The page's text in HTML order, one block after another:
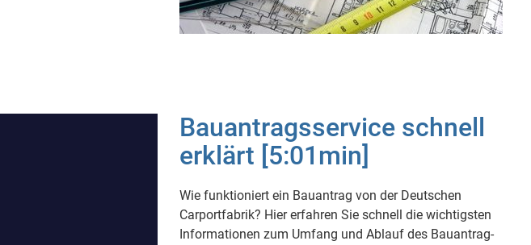
Bauantragsservice schnell
erklärt [5:01min]
Wie funktioniert ein Bauantrag von der Deutschen
Carportfabrik? Hier erfahren Sie schnell die wichtigsten
Informationen zum Umfang und Ablauf des Bauantrag-